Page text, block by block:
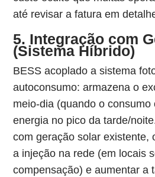
até revisar a fatura em
5. Integração com
(Sistema Híbrido)
BESS acoplado a sistema
autoconsumo: armazena o
meio-dia (quando o
energia no pico da tarde/
com geração solar existente,
a injeção na rede (em locais
compensação) e aumentar a